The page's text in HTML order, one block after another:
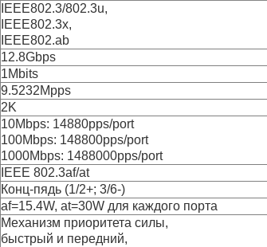
IEEE802.3/802.3u,
IEEE802.3x,
IEEE802.ab
12.8Gbps
1Mbits
9.5232Mpps
2K
10Mbps: 14880pps/port
100Mbps: 148800pps/port
1000Mbps: 1488000pps/port
IEEE 802.3af/at
Конц-пядь (1/2+; 3/6-)
af=15.4W, at=30W для каждого порта
Механизм приоритета силы,
быстрый и передний,